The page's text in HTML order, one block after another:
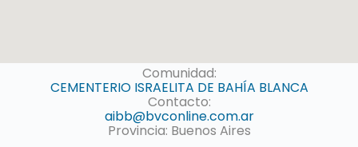
Comunidad:
CEMENTERIO ISRAELITA DE BAHÍA BLANCA
Contacto:
aibb@bvconline.com.ar
Provincia: Buenos Aires